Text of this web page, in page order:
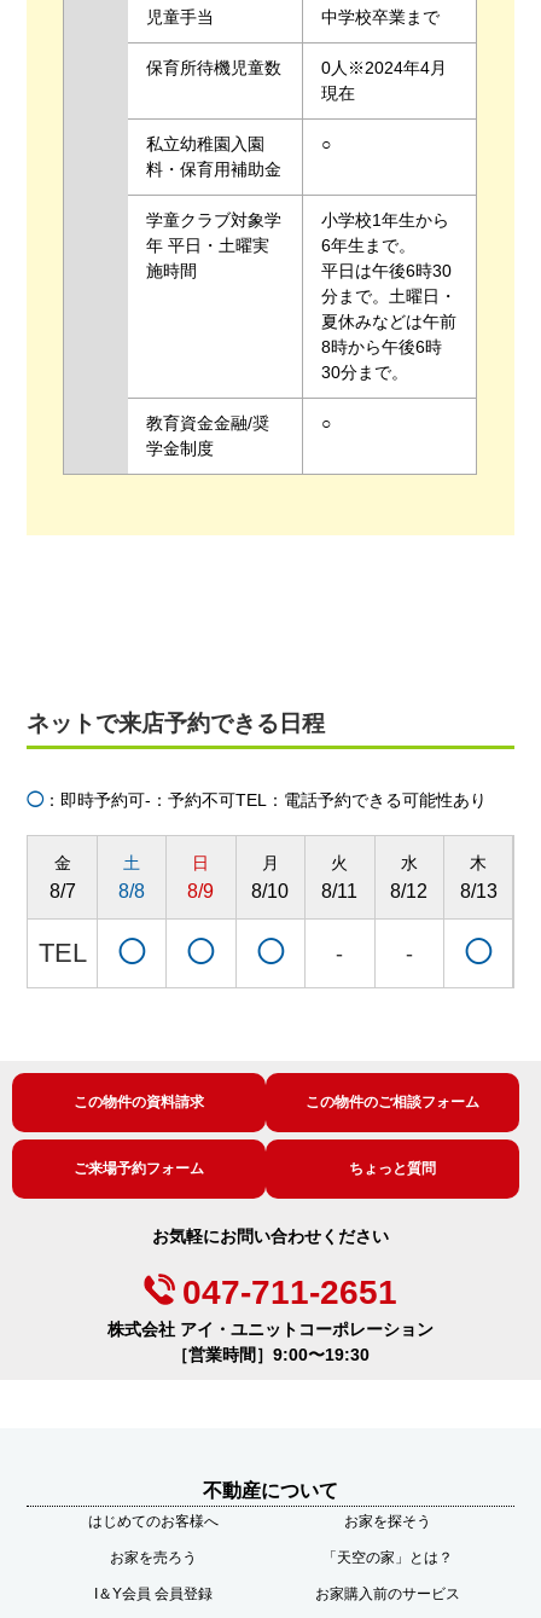
児童手当 中学校卒業まで
保育所待機児童数
0人※2024年4月
現在
私立幼稚園入園
料・保育用補助金
○
学童クラブ対象学
年 平日・土曜実
施時間
小学校1年生から
6年生まで。
平日は午後6時30
分まで。土曜日・
夏休みなどは午前
8時から午後6時
30分まで。
教育資金金融/奨
学金制度
○
ネットで来店予約できる日程
◯：即時予約可-：予約不可TEL：電話予約できる可能性あり
金
8/7
TEL
土
8/8
◯
日
8/9
◯
月
8/10
◯
火
8/11
-
水
8/12
-
木
8/13
◯
この物件の資料請求 この物件のご相談フォーム
ご来場予約フォーム ちょっと質問
お気軽にお問い合わせください
047-711-2651
株式会社 アイ・ユニットコーポレーション
［営業時間］9:00〜19:30
不動産について
はじめてのお客様へ お家を探そう
お家を売ろう 「天空の家」とは？
I＆Y会員 会員登録 お家購入前のサービス